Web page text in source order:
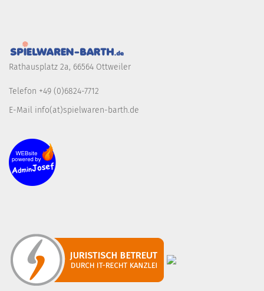
Rathausplatz 2a, 66564 Ottweiler
Telefon +49 (0)6824-7712
E-Mail info(at)spielwaren-barth.de